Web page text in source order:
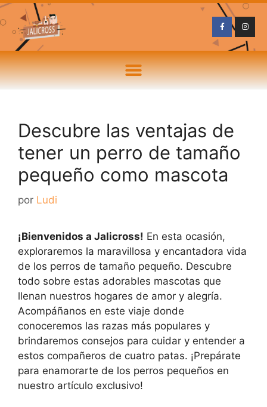
Descubre las ventajas de
tener un perro de tamaño
pequeño como mascota
por Ludi
¡Bienvenidos a Jalicross! En esta ocasión,
exploraremos la maravillosa y encantadora vida
de los perros de tamaño pequeño. Descubre
todo sobre estas adorables mascotas que
llenan nuestros hogares de amor y alegría.
Acompáñanos en este viaje donde
conoceremos las razas más populares y
brindaremos consejos para cuidar y entender a
estos compañeros de cuatro patas. ¡Prepárate
para enamorarte de los perros pequeños en
nuestro artículo exclusivo!